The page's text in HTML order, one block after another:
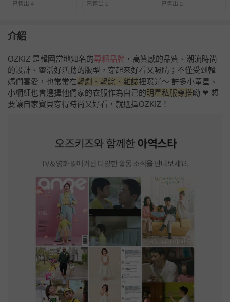
已售出 4 已售出 1 已售出 2
介紹
OZKIZ 是韓國當地知名的專櫃品牌 ，高質感的品質、潮流時尚
的設計、靈活好活動的版型，穿起來好看又吸睛；不僅受到韓
媽們喜愛，也常常在韓劇、韓綜、雜誌裡曝光～ 許多小童星、
小網紅也會選擇他們家的衣服作為自己的明星私服穿搭呦 ❤ 想
要讓自家寶貝穿得時尚又好看，就選擇OZKIZ！